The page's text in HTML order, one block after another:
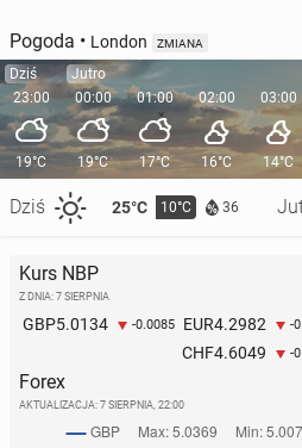
Pogoda • London ZMIANA
Dziś
23:00
19°C
Dziś 25°C 10°C 36
Jutro
00:00
19°C
01:00
17°C
02:00
16°C
03:00
14°C
Kurs NBP
Z DNIA: 7 SIERPNIA
GBP5.0134 -0.0085 EUR4.2982 -
CHF4.6049 -
Forex
AKTUALIZACJA: 7 SIERPNIA, 22:00